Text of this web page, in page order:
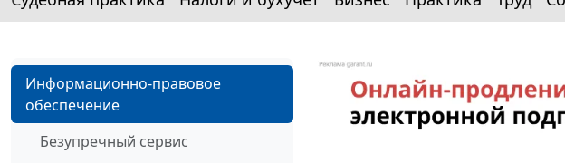
Информационно-правовое
обеспечение
Безупречный сервис